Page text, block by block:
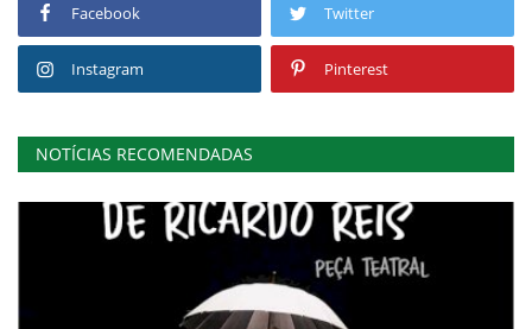
Facebook Twitter
Instagram Pinterest
NOTÍCIAS RECOMENDADAS